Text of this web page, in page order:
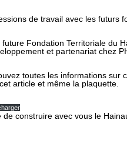
de travail avec les futurs
Fondation Territoriale du
et partenariat chez
toutes les informations sur
article et même la plaquette.
de construire avec vous le